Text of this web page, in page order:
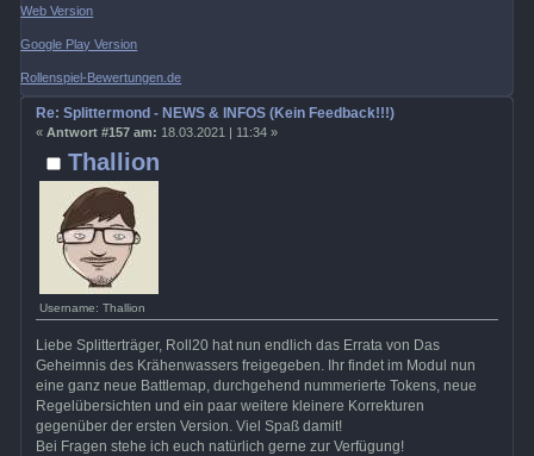
Web Version
Google Play Version
Rollenspiel-Bewertungen.de
Thallion
Username: Thallion
Re: Splittermond - NEWS & INFOS (Kein Feedback!!!)
« Antwort #157 am: 18.03.2021 | 11:34 »
Liebe Splitterträger, Roll20 hat nun endlich das Errata von Das
Geheimnis des Krähenwassers freigegeben. Ihr findet im Modul nun
eine ganz neue Battlemap, durchgehend nummerierte Tokens, neue
Regelübersichten und ein paar weitere kleinere Korrekturen
gegenüber der ersten Version. Viel Spaß damit!
Bei Fragen stehe ich euch natürlich gerne zur Verfügung!